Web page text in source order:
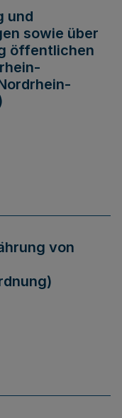
und
sowie über
öffentlichen
von